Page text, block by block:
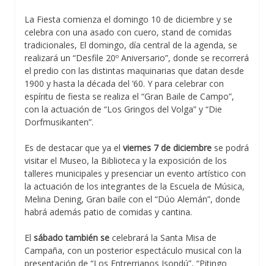
La Fiesta comienza el domingo 10 de diciembre y se
celebra con una asado con cuero, stand de comidas
tradicionales, El domingo, día central de la agenda, se
realizará un “Desfile 20º Aniversario”, donde se recorrerá
el predio con las distintas maquinarias que datan desde
1900 y hasta la década del ’60. Y para celebrar con
espíritu de fiesta se realiza el “Gran Baile de Campo”,
con la actuación de “Los Gringos del Volga” y “Die
Dorfmusikanten”.
Es de destacar que ya el viernes 7 de diciembre se podrá
visitar el Museo, la Biblioteca y la exposición de los
talleres municipales y presenciar un evento artístico con
la actuación de los integrantes de la Escuela de Música,
Melina Dening, Gran baile con el “Dúo Alemán”, donde
habrá además patio de comidas y cantina.
El sábado también se celebrará la Santa Misa de
Campaña, con un posterior espectáculo musical con la
presentación de “Los Entrerrianos Isondú”, “Pitingo